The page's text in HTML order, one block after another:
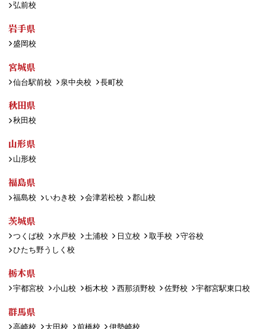
弘前校
岩手県
盛岡校
宮城県
仙台駅前校 泉中央校 長町校
秋田県
秋田校
山形県
山形校
福島県
福島校 いわき校 会津若松校 郡山校
茨城県
つくば校 水戸校 土浦校 日立校 取手校
守谷校
ひたち野うしく校
栃木県
宇都宮校 小山校 栃木校 西那須野校 佐野校 宇都宮駅東口校
群馬県
高崎校 太田校 前橋校 伊勢崎校